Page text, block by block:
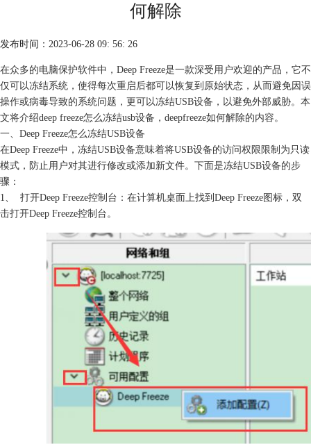
何解除
发布时间：2023-06-28 09: 56: 26
在众多的电脑保护软件中，Deep Freeze是一款深受用户欢迎的产品，它不
仅可以冻结系统，使得每次重启后都可以恢复到原始状态，从而避免因误
操作或病毒导致的系统问题，更可以冻结USB设备，以避免外部威胁。本
文将介绍deep freeze怎么冻结usb设备，deepfreeze如何解除的内容。
一、Deep Freeze怎么冻结USB设备
在Deep Freeze中，冻结USB设备意味着将USB设备的访问权限限制为只读
模式，防止用户对其进行修改或添加新文件。下面是冻结USB设备的步
骤：
1、 打开Deep Freeze控制台：在计算机桌面上找到Deep Freeze图标，双
击打开Deep Freeze控制台。